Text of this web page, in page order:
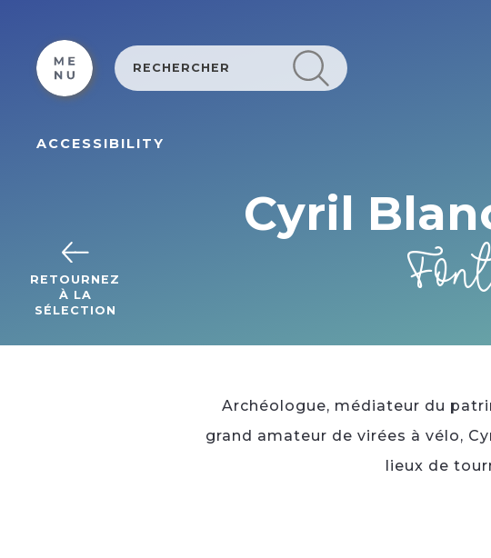
ACCESSIBILITY
RETOURNEZ
À LA
SÉLECTION
Cyril
Archéologue, médiateur du
grand amateur de virées à vélo,
lieux de